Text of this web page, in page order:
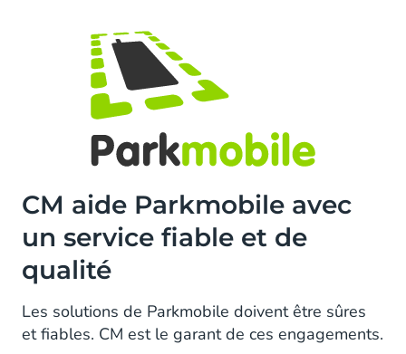
CM aide Parkmobile avec
un service fiable et de
qualité
Les solutions de Parkmobile doivent être sûres
et fiables. CM est le garant de ces engagements.